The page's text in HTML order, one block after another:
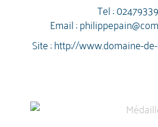
Tel :
Email :
Site :http://www.domaine-